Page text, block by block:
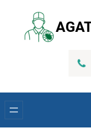
konten